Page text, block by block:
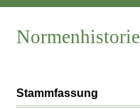
Normenhistorie
Stammfassung